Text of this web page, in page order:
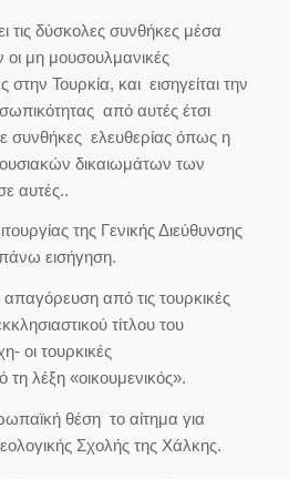
δύσκολες συνθήκες μέσα
οι μη μουσουλμανικές
στην Τουρκία, και εισηγείται την
από αυτές έτσι
συνθήκες ελευθερίας όπως η
δικαιωμάτων των
αυτές..
της Γενικής Διεύθυνσης
εισήγηση.
από τις τουρκικές
τίτλου του
οι τουρκικές
λέξη «οικουμενικός».
θέση το αίτημα για
Σχολής της Χάλκης.